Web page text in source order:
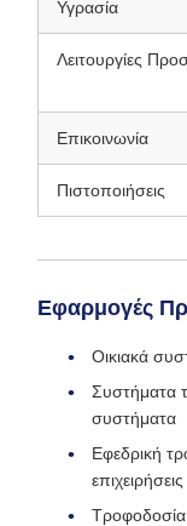
Υγρασία
Λειτουργίες
Επικοινωνία
Πιστοποιήσεις
Εφαρμογές
Οικιακά
Συστήματα
συστήματα
Εφεδρική
επιχειρήσεις
Τροφοδοσία